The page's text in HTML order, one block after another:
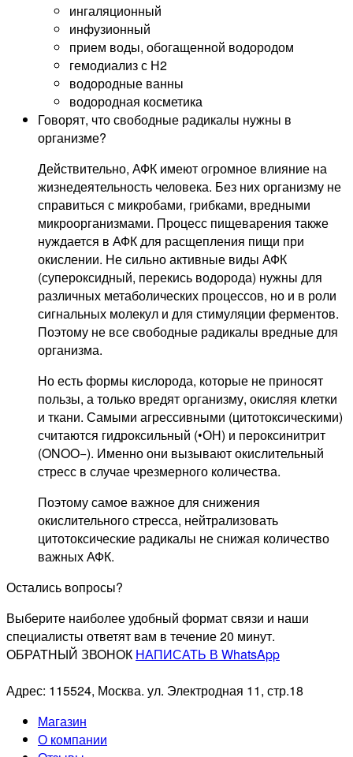
ингаляционный
инфузионный
прием воды, обогащенной водородом
гемодиализ с Н2
водородные ванны
водородная косметика
Говорят, что свободные радикалы нужны в
организме?
Действительно, АФК имеют огромное влияние на
жизнедеятельность человека. Без них организму не
справиться с микробами, грибками, вредными
микроорганизмами. Процесс пищеварения также
нуждается в АФК для расщепления пищи при
окислении. Не сильно активные виды АФК
(супероксидный, перекись водорода) нужны для
различных метаболических процессов, но и в роли
сигнальных молекул и для стимуляции ферментов.
Поэтому не все свободные радикалы вредные для
организма.
Но есть формы кислорода, которые не приносят
пользы, а только вредят организму, окисляя клетки
и ткани. Самыми агрессивными (цитотоксическими)
считаются гидроксильный (•ОН) и пероксинитрит
(ONOO−). Именно они вызывают окислительный
стресс в случае чрезмерного количества.
Поэтому самое важное для снижения
окислительного стресса, нейтрализовать
цитотоксические радикалы не снижая количество
важных АФК.
Остались вопросы?
Выберите наиболее удобный формат связи и наши
специалисты ответят вам в течение 20 минут.
ОБРАТНЫЙ ЗВОНОК НАПИСАТЬ В WhatsApp
Адрес: 115524, Москва. ул. Электродная 11, стр.18
Магазин
О компании